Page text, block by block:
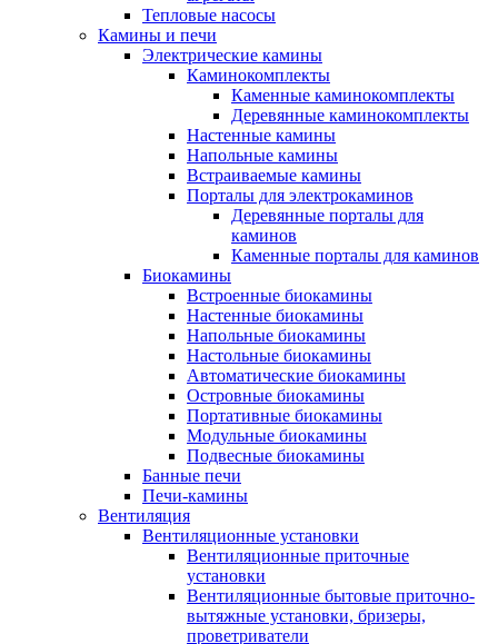
Тепловые насосы
Камины и печи
Электрические камины
Каминокомплекты
Каменные каминокомплекты
Деревянные каминокомплекты
Настенные камины
Напольные камины
Встраиваемые камины
Порталы для электрокаминов
Деревянные порталы для
каминов
Каменные порталы для каминов
Биокамины
Встроенные биокамины
Настенные биокамины
Напольные биокамины
Настольные биокамины
Автоматические биокамины
Островные биокамины
Портативные биокамины
Модульные биокамины
Подвесные биокамины
Банные печи
Печи-камины
Вентиляция
Вентиляционные установки
Вентиляционные приточные
установки
Вентиляционные бытовые приточно-
вытяжные установки, бризеры,
проветриватели